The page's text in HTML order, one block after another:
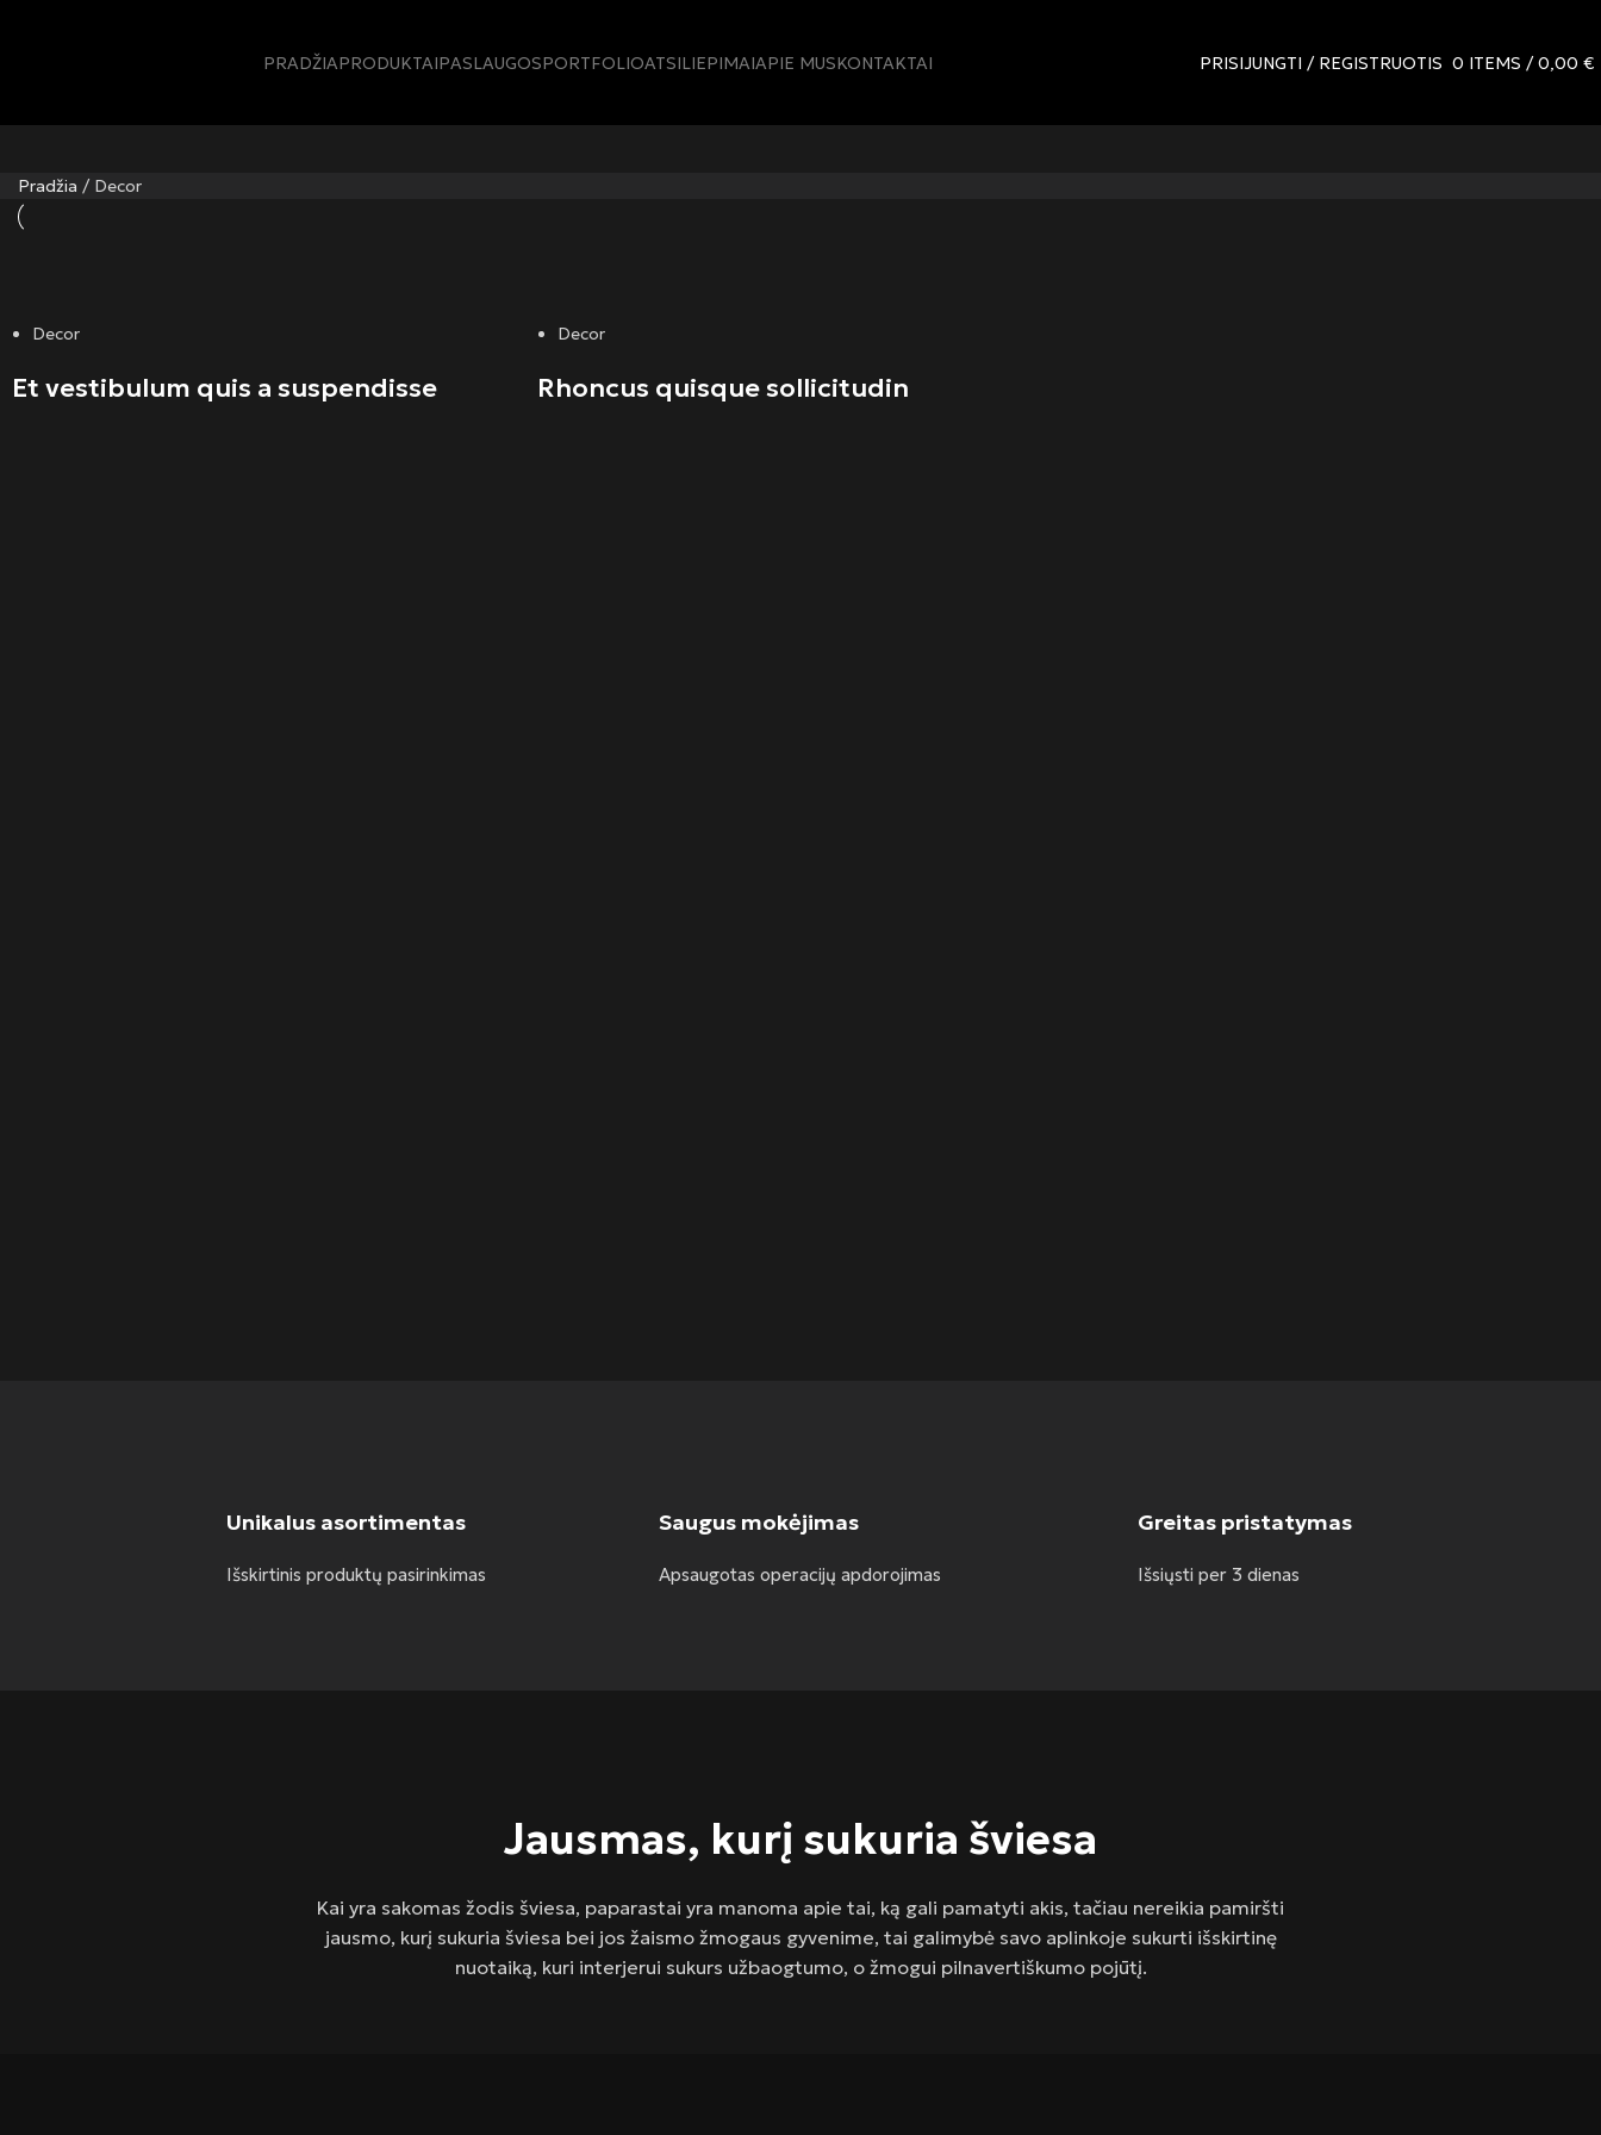
PRADŽIAPRODUKTAIPASLAUGOSPORTFOLIOATSILIEPIMAIAPIE MUSKONTAKTAI PRISIJUNGTI / REGISTRUOTIS 0 ITEMS / 0,00 €
Pradžia / Decor
Decor
Et vestibulum quis a suspendisse
Decor
Rhoncus quisque sollicitudin
Unikalus asortimentas
Išskirtinis produktų pasirinkimas
Saugus mokėjimas
Apsaugotas operacijų apdorojimas
Greitas pristatymas
Išsiųsti per 3 dienas
Jausmas, kurį sukuria šviesa
Kai yra sakomas žodis šviesa, paparastai yra manoma apie tai, ką gali pamatyti akis, tačiau nereikia pamiršti
jausmo, kurį sukuria šviesa bei jos žaismo žmogaus gyvenime, tai galimybė savo aplinkoje sukurti išskirtinę
nuotaiką, kuri interjerui sukurs užbaogtumo, o žmogui pilnavertiškumo pojūtį.